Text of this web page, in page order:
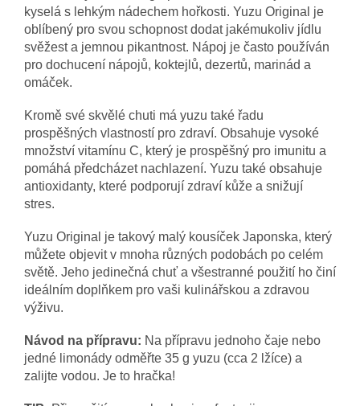
kyselá s lehkým nádechem hořkosti. Yuzu Original je
oblíbený pro svou schopnost dodat jakémukoliv jídlu
svěžest a jemnou pikantnost. Nápoj je často používán
pro dochucení nápojů, koktejlů, dezertů, marinád a
omáček.
Kromě své skvělé chuti má yuzu také řadu
prospěšných vlastností pro zdraví. Obsahuje vysoké
množství vitamínu C, který je prospěšný pro imunitu a
pomáhá předcházet nachlazení. Yuzu také obsahuje
antioxidanty, které podporují zdraví kůže a snižují
stres.
Yuzu Original je takový malý kousíček Japonska, který
můžete objevit v mnoha různých podobách po celém
světě. Jeho jedinečná chuť a všestranné použití ho činí
ideálním doplňkem pro vaši kulinářskou a zdravou
výživu.
Návod na přípravu: Na přípravu jednoho čaje nebo
jedné limonády odměřte 35 g yuzu (cca 2 lžíce) a
zalijte vodou. Je to hračka!